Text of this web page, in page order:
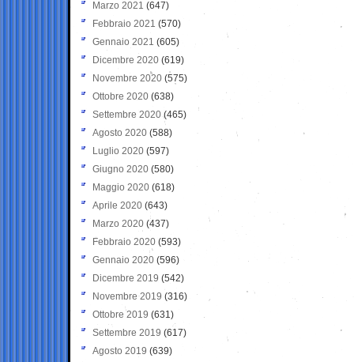
Marzo 2021 (647)
Febbraio 2021 (570)
Gennaio 2021 (605)
Dicembre 2020 (619)
Novembre 2020 (575)
Ottobre 2020 (638)
Settembre 2020(465)
Agosto 2020 (588)
Luglio 2020 (597)
Giugno 2020 (580)
Maggio 2020 (618)
Aprile 2020 (643)
Marzo 2020 (437)
Febbraio 2020 (593)
Gennaio 2020 (596)
Dicembre 2019 (542)
Novembre 2019 (316)
Ottobre 2019 (631)
Settembre 2019 (617)
Agosto 2019 (639)